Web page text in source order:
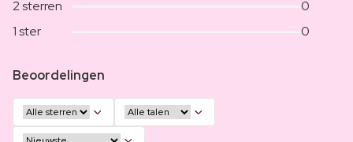
2 sterren
0
1 ster
0
Beoordelingen